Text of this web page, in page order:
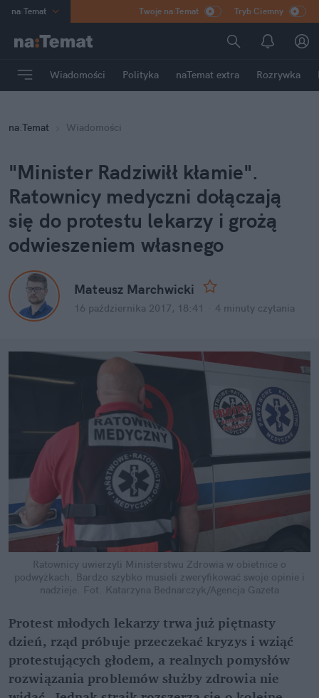
na:Temat
Poland
mama
Rozrywka
Twoje na:Temat Tryb Ciemny
Wiadomości Polityka naTemat extra Rozrywka
na:Temat Wiadomości
"Minister Radziwiłł kłamie".
Ratownicy medyczni dołączają
się do protestu lekarzy i grożą
odwieszeniem własnego
Mateusz Marchwicki
16 października 2017, 18:41 4 minuty czytania
Ratownicy uwierzyli Ministerstwu Zdrowia w obietnice o
podwyżkach. Bardzo szybko musieli zweryfikować swoje opinie i
nadzieje. Fot. Katarzyna Bednarczyk/Agencja Gazeta
Protest młodych lekarzy trwa już piętnasty
dzień, rząd próbuje przeczekać kryzys i wziąć
protestujących głodem, a realnych pomysłów
rozwiązania problemów służby zdrowia nie